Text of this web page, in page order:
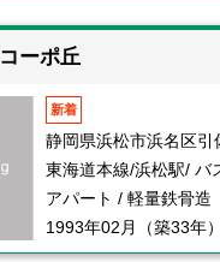
コーポ丘
新着
静岡県浜松市浜名区引
東海道本線/浜松駅/ バ
アパート / 軽量鉄骨造
1993年02月（築33年）